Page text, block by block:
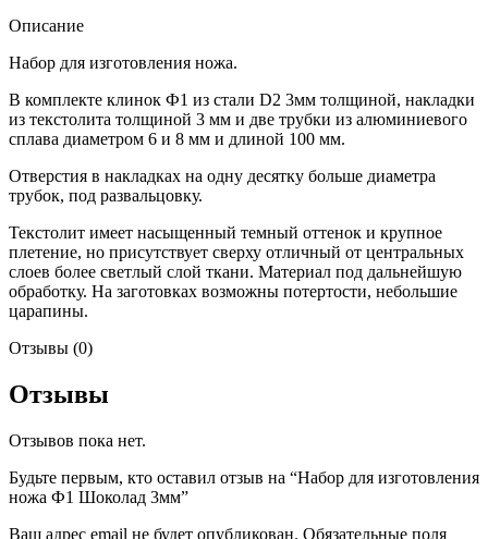
Описание
Набор для изготовления ножа.
В комплекте клинок Ф1 из стали D2 3мм толщиной, накладки
из текстолита толщиной 3 мм и две трубки из алюминиевого
сплава диаметром 6 и 8 мм и длиной 100 мм.
Отверстия в накладках на одну десятку больше диаметра
трубок, под развальцовку.
Текстолит имеет насыщенный темный оттенок и крупное
плетение, но присутствует сверху отличный от центральных
слоев более светлый слой ткани. Материал под дальнейшую
обработку. На заготовках возможны потертости, небольшие
царапины.
Отзывы (0)
Отзывы
Отзывов пока нет.
Будьте первым, кто оставил отзыв на “Набор для изготовления
ножа Ф1 Шоколад 3мм”
Ваш адрес email не будет опубликован. Обязательные поля